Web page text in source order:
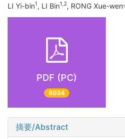
LI Yi-bin1, LI Bin1,2, RONG Xue-wen1
PDF (PC)
8034
摘要/Abstract